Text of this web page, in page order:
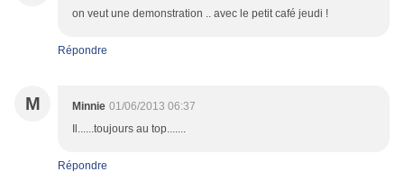
on veut une demonstration .. avec le petit café jeudi !
Répondre
M Minnie 01/06/2013 06:37
Il......toujours au top.......
Répondre